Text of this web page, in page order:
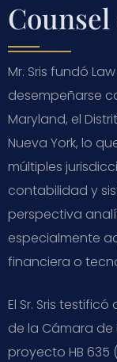
Mr. Sris fundó
desempeñarse
Maryland, el
Nueva York, lo
múltiples
contabilidad y
perspectiva
especialmente
financiera o
El Sr. Sris
de la Cámara
proyecto HB 635